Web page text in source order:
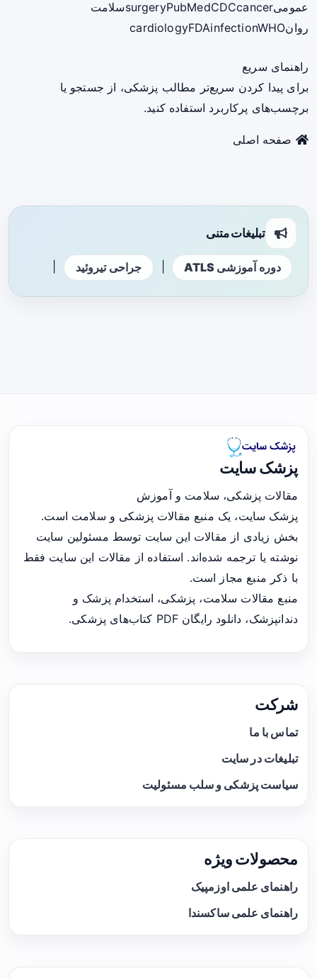
عمومی
surgeryPubMedCDCcancer
سلامت
روان
cardiologyFDAinfectionWHO
راهنمای سریع
برای پیدا کردن سریع‌تر مطالب پزشکی، از جستجو یا
برچسب‌های پرکاربرد استفاده کنید.
صفحه اصلی
تبلیغات متنی
دوره آموزشی ATLS جراحی تیروئید
پزشک سایت
مقالات پزشکی، سلامت و آموزش
پزشک سایت، یک منبع مقالات پزشکی و سلامت است.
بخش زیادی از مقالات این سایت توسط مسئولین سایت
نوشته یا ترجمه شده‌اند. استفاده از مقالات این سایت فقط
با ذکر منبع مجاز است.
منبع مقالات سلامت، پزشکی، استخدام پزشک و
دندانپزشک، دانلود رایگان PDF کتاب‌های پزشکی.
شرکت
تماس با ما
تبلیغات در سایت
سیاست پزشکی و سلب مسئولیت
محصولات ویژه
راهنمای علمی اوزمپیک
راهنمای علمی ساکسندا